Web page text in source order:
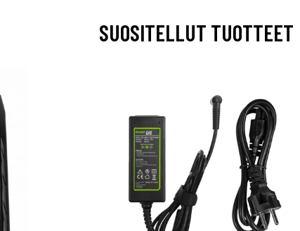
SUOSITELLUT TUOTTEET